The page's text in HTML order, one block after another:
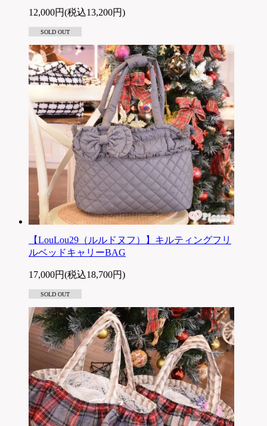
12,000円(税込13,200円)
SOLD OUT
【LouLou29（ルルドヌフ）】キルティングフリ
ルベッドキャリーBAG
17,000円(税込18,700円)
SOLD OUT